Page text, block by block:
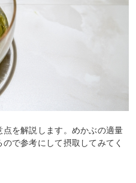
を解説します。めかぶの適量
で参考にして摂取してみてく